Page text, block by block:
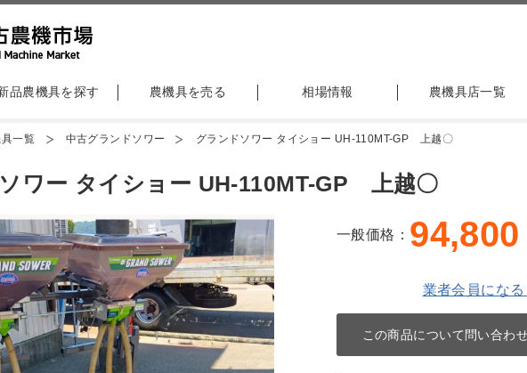
品農機具を探す 農機具を売る 相場情報 農機具店一覧
一覧 中古グランドソワー グランドソワー タイショー UH-110MT-GP 上越〇
ワー タイショー UH-110MT-GP 上越〇
一般価格： 94,800
業者会員にな
この商品について問い合わ